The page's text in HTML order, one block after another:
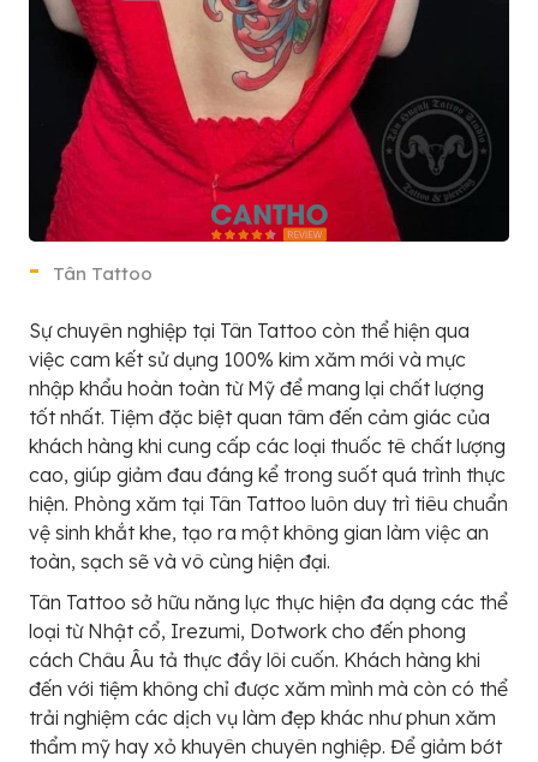
Tân Tattoo
Sự chuyên nghiệp tại Tân Tattoo còn thể hiện qua
việc cam kết sử dụng 100% kim xăm mới và mực
nhập khẩu hoàn toàn từ Mỹ để mang lại chất lượng
tốt nhất. Tiệm đặc biệt quan tâm đến cảm giác của
khách hàng khi cung cấp các loại thuốc tê chất lượng
cao, giúp giảm đau đáng kể trong suốt quá trình thực
hiện. Phòng xăm tại Tân Tattoo luôn duy trì tiêu chuẩn
vệ sinh khắt khe, tạo ra một không gian làm việc an
toàn, sạch sẽ và vô cùng hiện đại.
Tân Tattoo sở hữu năng lực thực hiện đa dạng các thể
loại từ Nhật cổ, Irezumi, Dotwork cho đến phong
cách Châu Âu tả thực đầy lôi cuốn. Khách hàng khi
đến với tiệm không chỉ được xăm mình mà còn có thể
trải nghiệm các dịch vụ làm đẹp khác như phun xăm
thẩm mỹ hay xỏ khuyên chuyên nghiệp. Để giảm bớt